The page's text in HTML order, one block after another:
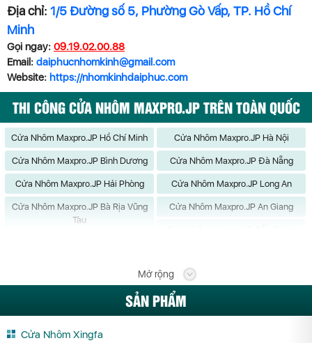
Địa chỉ: 1/5 Đường số 5, Phường Gò Vấp, TP. Hồ Chí
Minh
Gọi ngay: 09.19.02.00.88
Email: daiphucnhomkinh@gmail.com
Website: https://nhomkinhdaiphuc.com
THI CÔNG CỬA NHÔM MAXPRO.JP TRÊN TOÀN QUỐC
Cửa Nhôm Maxpro.JP Hồ Chí Minh Cửa Nhôm Maxpro.JP Hà Nội
Cửa Nhôm Maxpro.JP Bình Dương Cửa Nhôm Maxpro.JP Đà Nẵng
Cửa Nhôm Maxpro.JP Hải Phòng Cửa Nhôm Maxpro.JP Long An
Cửa Nhôm Maxpro.JP Bà Rịa Vũng
Tàu
Cửa Nhôm Maxpro.JP An Giang
Cửa Nhôm Maxpro.JP Bắc Ninh Cửa Nhôm Maxpro.JP Bến Tre
Cửa Nhôm Maxpro.JP Bình Định Cửa Nhôm Maxpro.JP Bình Phước
Mở rộng
SẢN PHẨM
Cửa Nhôm Xingfa